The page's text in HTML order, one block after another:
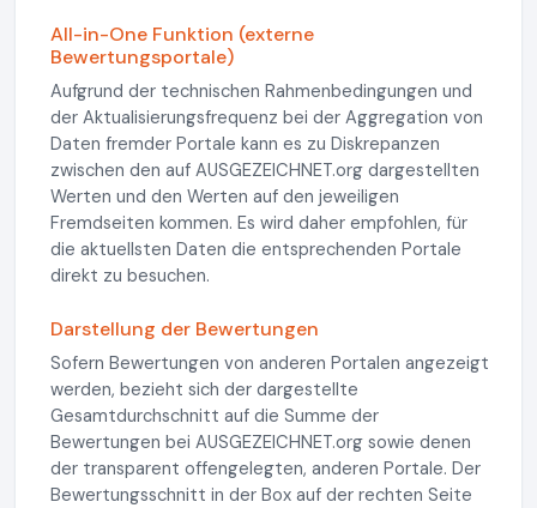
All-in-One Funktion (externe
Bewertungsportale)
Aufgrund der technischen Rahmenbedingungen und
der Aktualisierungsfrequenz bei der Aggregation von
Daten fremder Portale kann es zu Diskrepanzen
zwischen den auf AUSGEZEICHNET.org dargestellten
Werten und den Werten auf den jeweiligen
Fremdseiten kommen. Es wird daher empfohlen, für
die aktuellsten Daten die entsprechenden Portale
direkt zu besuchen.
Darstellung der Bewertungen
Sofern Bewertungen von anderen Portalen angezeigt
werden, bezieht sich der dargestellte
Gesamtdurchschnitt auf die Summe der
Bewertungen bei AUSGEZEICHNET.org sowie denen
der transparent offengelegten, anderen Portale. Der
Bewertungsschnitt in der Box auf der rechten Seite